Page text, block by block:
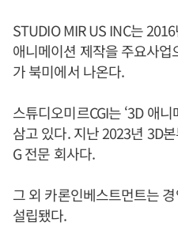
STUDIO MIR US INC는
애니메이션 제작을 주요사
가 북미에서 나온다.
스튜디오미르CGI는 ‘3D 애
삼고 있다. 지난 2023년 3D
G 전문 회사다.
그 외 카론인베스트먼트는
설립됐다.